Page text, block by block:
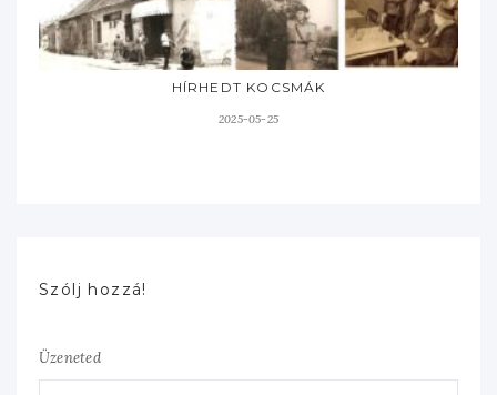
HÍRHEDT KOCSMÁK
2025-05-25
Szólj hozzá!
Üzeneted